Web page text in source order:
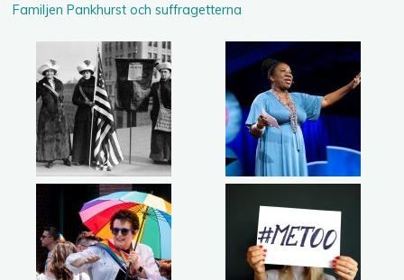
Familjen Pankhurst och suffragetterna